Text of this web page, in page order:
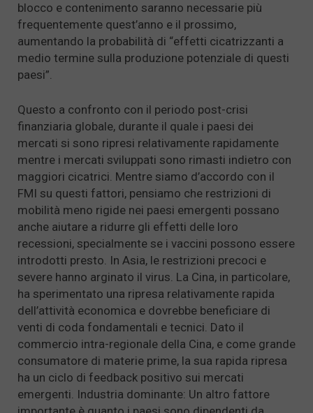
blocco e contenimento saranno necessarie più
frequentemente quest’anno e il prossimo,
aumentando la probabilità di “effetti cicatrizzanti a
medio termine sulla produzione potenziale di questi
paesi”.
Questo a confronto con il periodo post-crisi
finanziaria globale, durante il quale i paesi dei
mercati si sono ripresi relativamente rapidamente
mentre i mercati sviluppati sono rimasti indietro con
maggiori cicatrici. Mentre siamo d’accordo con il
FMI su questi fattori, pensiamo che restrizioni di
mobilità meno rigide nei paesi emergenti possano
anche aiutare a ridurre gli effetti delle loro
recessioni, specialmente se i vaccini possono essere
introdotti presto. In Asia, le restrizioni precoci e
severe hanno arginato il virus. La Cina, in particolare,
ha sperimentato una ripresa relativamente rapida
dell’attività economica e dovrebbe beneficiare di
venti di coda fondamentali e tecnici. Dato il
commercio intra-regionale della Cina, e come grande
consumatore di materie prime, la sua rapida ripresa
ha un ciclo di feedback positivo sui mercati
emergenti. Industria dominante: Un altro fattore